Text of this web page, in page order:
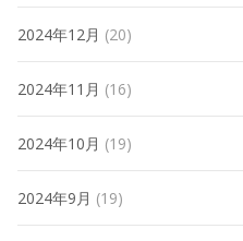
2024年12月 (20)
2024年11月 (16)
2024年10月 (19)
2024年9月 (19)